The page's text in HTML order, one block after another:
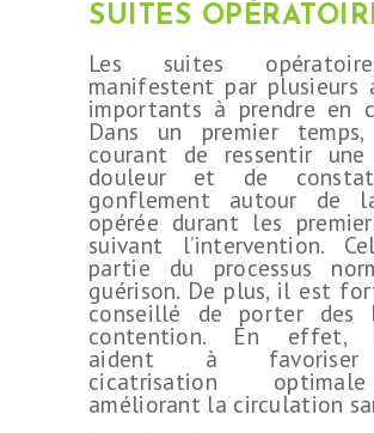
SUITES
Les suites
manifestent par plusieurs
importants à prendre en
Dans un premier
courant de ressentir une
douleur et de
gonflement autour de
opérée durant les
suivant l’intervention.
partie du processus
guérison. De plus, il est
conseillé de porter des
contention. En effet,
aident à
cicatrisation
améliorant la circulation